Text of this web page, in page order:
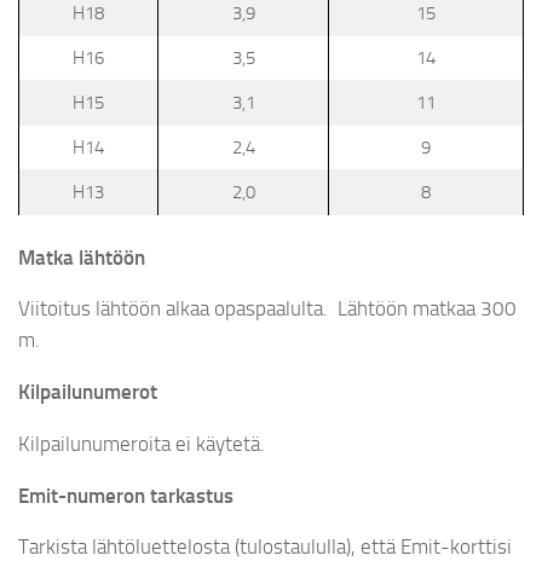
H18 3,9 15
H16 3,5 14
H15 3,1 11
H14 2,4 9
H13 2,0 8
Matka lähtöön
Viitoitus lähtöön alkaa opaspaalulta. Lähtöön matkaa 300
m.
Kilpailunumerot
Kilpailunumeroita ei käytetä.
Emit-numeron tarkastus
Tarkista lähtöluettelosta (tulostaululla), että Emit-korttisi